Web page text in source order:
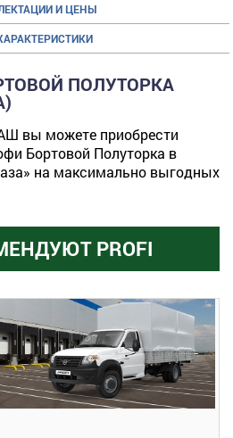
И ЦЕНЫ
ПОЛУТОРКА
вы можете приобрести
Бортовой Полуторка в
на максимально выгодных
PROFI